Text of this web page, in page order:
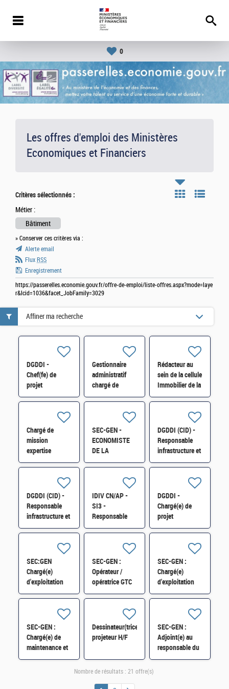
0
Les offres d'emploi des Ministères
Economiques et Financiers
Critères sélectionnés :
Métier :
Bâtiment
» Conserver ces critères via :
Alerte email
Flux RSS
Enregistrement
https://passerelles.economie.gouv.fr/offre-de-emploi/liste-offres.aspx?mode=laye
r&lcid=1036&facet_JobFamily=3029
DGDDI -
Chef(fe) de
projet
immobilier
Gestionnaire
administratif
chargé de
maintenances
immobilier H/F
Rédacteur au
sein de la cellule
Immobilier de la
Direction
des Douanes
d'Occitanie H/F
Chargé de
mission
expertise
TECHNIQUE de
immobiliers de
l'État et appui
opérationnel
H/F
SEC-GEN -
ECONOMISTE
DE LA
CONSTRUCTION
IMMOBILIER
H/F
DGDDI (CID) -
Responsable
infrastructure et
immobilier (cat.
DGDDI (CID) -
Responsable
infrastructure et
immobilier (cat.
IDIV CN/AP -
SI3 -
Responsable
adjoint du pôle
datacentres H/F
DGDDI -
Chargé(e) de
projet
immobilier à la
douanes de
Mulhouse H/F
SEC:GEN
Chargé(e)
d'exploitation
GMAO - BIM au
GRAND EST
PROVINCE H/F
SEC-GEN :
Opérateur /
opératrice GTC
(Gestion
Centralisée) H/F
SEC-GEN :
Chargé(e)
d'exploitation
maintenance et
du PICAV Paris
Bercy H/F
SEC-GEN :
Chargé(e) de
maintenance et
d'exploitation
Dessinateur(trice)
projeteur H/F
SEC-GEN :
Adjoint(e) au
responsable du
secteur
Affiner ma recherche
Nombre de résultats : 21 offre(s)